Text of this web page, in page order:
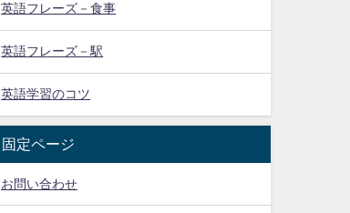
英語フレーズ－食事
英語フレーズ－駅
英語学習のコツ
固定ページ
お問い合わせ